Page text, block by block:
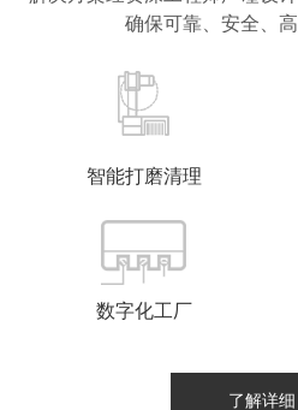
确保可靠、安全、高
智能打磨清理
数字化工厂
了解详细